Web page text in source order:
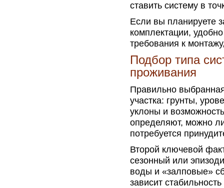
ставить систему в
Если вы планируете
комплектации, удобно
требования к
Подбор типа
проживания
Правильно
участка: грунты,
уклоны и
определяют, можно
потребуется
Второй ключевой
сезонный или
воды и «залповые»
зависит